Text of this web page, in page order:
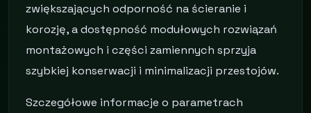
zwiększających odporność na ścieranie i
korozję, a dostępność modułowych rozwiązań
montażowych i części zamiennych sprzyja
szybkiej konserwacji i minimalizacji przestojów.
Szczegółowe informacje o parametrach